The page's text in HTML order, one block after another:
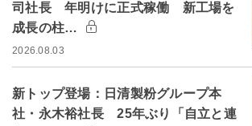
司社長 年明けに正式稼働 新工場を
成長の柱…
2026.08.03
新トップ登場：日清製粉グループ本
社・永木裕社長 25年ぶり「自立と連